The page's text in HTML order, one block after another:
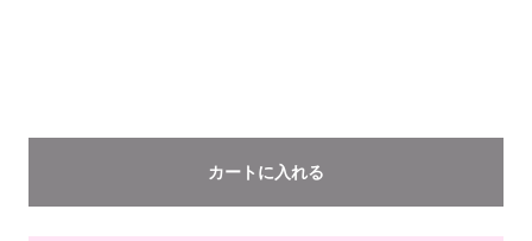
カートに入れる